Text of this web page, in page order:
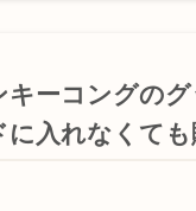
キーコングの
に入れなくても